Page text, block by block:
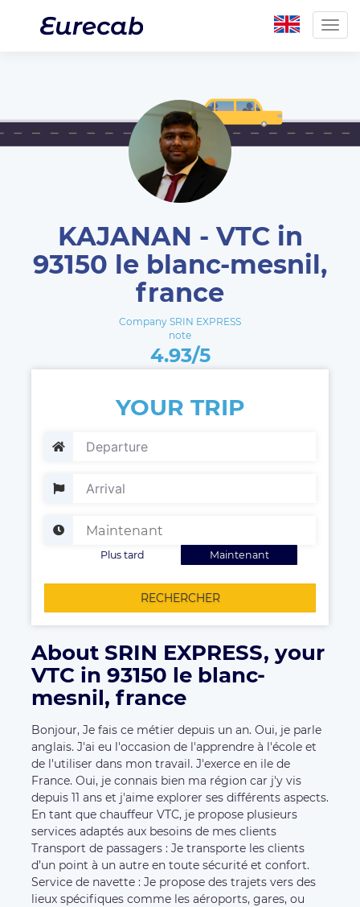
KAJANAN - VTC in
93150 le blanc-mesnil,
france
Company SRIN EXPRESS
note
4.93/5
YOUR TRIP
Maintenant
Plus tard
RECHERCHER
About SRIN EXPRESS, your
VTC in 93150 le blanc-
mesnil, france
Bonjour, Je fais ce métier depuis un an. Oui, je parle
anglais. J'ai eu l'occasion de l'apprendre à l'école et
de l'utiliser dans mon travail. J'exerce en ile de
France. Oui, je connais bien ma région car j'y vis
depuis 11 ans et j'aime explorer ses différents aspects.
En tant que chauffeur VTC, je propose plusieurs
services adaptés aux besoins de mes clients
Transport de passagers : Je transporte les clients
d’un point à un autre en toute sécurité et confort.
Service de navette : Je propose des trajets vers des
lieux spécifiques comme les aéroports, gares, ou